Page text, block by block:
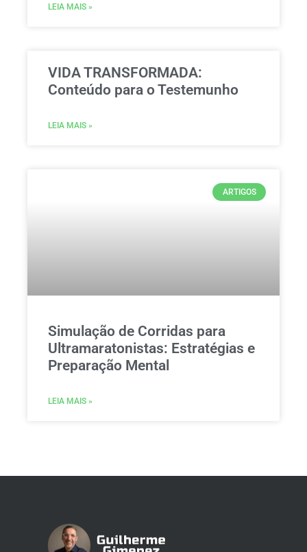
LEIA MAIS »
VIDA TRANSFORMADA:
Conteúdo para o Testemunho
LEIA MAIS »
ARTIGOS
Simulação de Corridas para
Ultramaratonistas: Estratégias e
Preparação Mental
LEIA MAIS »